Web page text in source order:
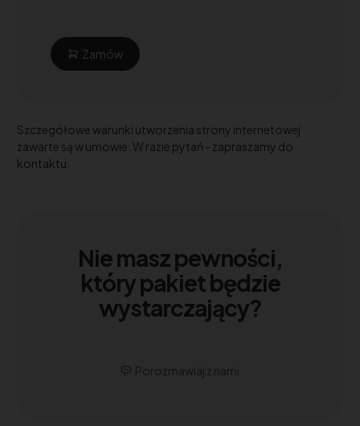
Zamów
Szczegółowe warunki utworzenia strony internetowej
zawarte są w umowie. W razie pytań - zapraszamy do
kontaktu.
Nie masz pewności,
który pakiet będzie
wystarczający?
Porozmawiaj z nami